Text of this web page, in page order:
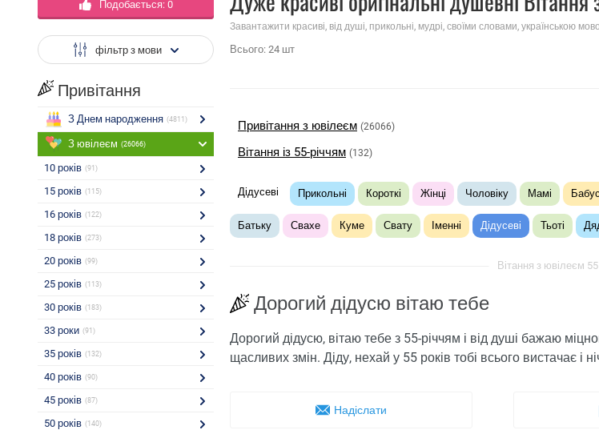
Подобається: 0
фільтр з мови
Привітання
З Днем народження (4811)
З ювілеєм (26066)
10 років (91)
15 років (115)
16 років (122)
18 років (273)
20 років (99)
25 років (113)
30 років (183)
33 роки (91)
35 років (132)
40 років (90)
45 років (87)
50 років (140)
Завантажити красиві, від душі, прикольні, мудрі, своїми словами, українською
Всього: 24 шт
Привітання з ювілеєм (26066)
Вітання із 55-річчям (132)
Дідусеві Прикольні Короткі Жінці Чоловіку Мамі
Батьку Свахе Куме Свату Іменні Дідусеві Тьоті
Вітання з ювілеєм 55
Дорогий дідусю вітаю тебе
Дорогий дідусю, вітаю тебе з 55-річчям і від душі бажаю
щасливих змін. Діду, нехай у 55 років тобі всього вистачає і
Надіслати